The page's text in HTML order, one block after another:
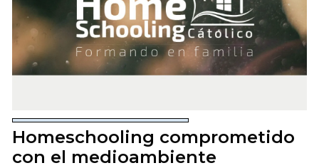
Homeschooling comprometido
con el medioambiente